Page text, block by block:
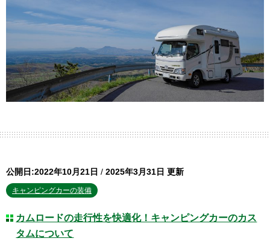
公開日:2022年10月21日 / 2025年3月31日 更新
キャンピングカーの装備
カムロードの走行性を快適化！キャンピングカーのカス
タムについて